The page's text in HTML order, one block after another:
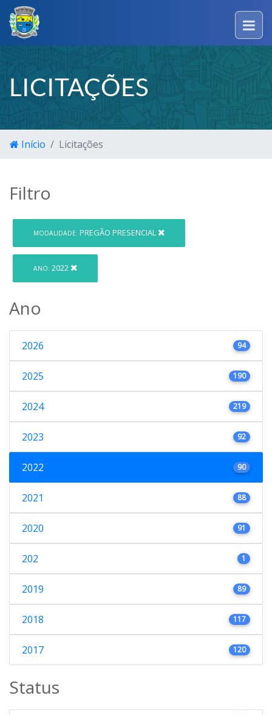
LICITAÇÕES
Início Licitações
Filtro
MODALIDADE: PREGÃO PRESENCIAL
ANO: 2022
Ano
2026 94
2025 190
2024 219
2023 92
2022 90
2021 88
2020 91
202 1
2019 89
2018 117
2017 120
Status